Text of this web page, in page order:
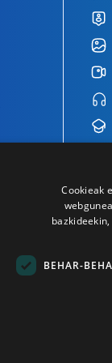
Cookieak
BEHAR-